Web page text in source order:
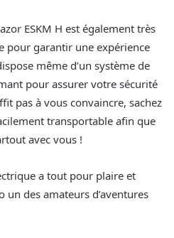
ESKM H est également très
pour garantir une expérience
même d’un système de
pour assurer votre sécurité
pas à vous convaincre, sachez
transportable afin que
avec vous !
a tout pour plaire et
des amateurs d’aventures